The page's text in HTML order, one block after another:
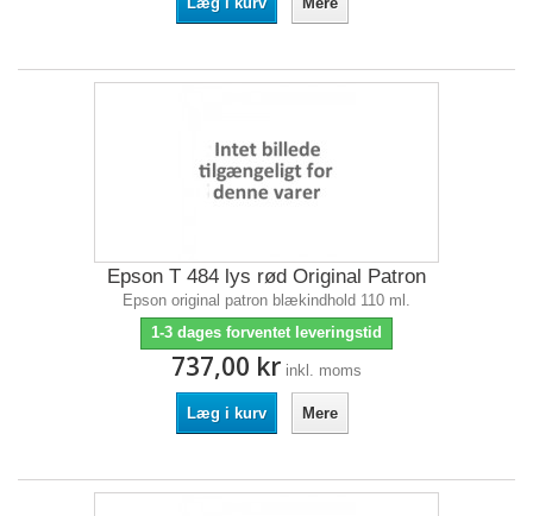
Epson T 484 lys rød Original Patron
Epson original patron blækindhold 110 ml.
1-3 dages forventet leveringstid
737,00 kr inkl. moms
Læg i kurv Mere